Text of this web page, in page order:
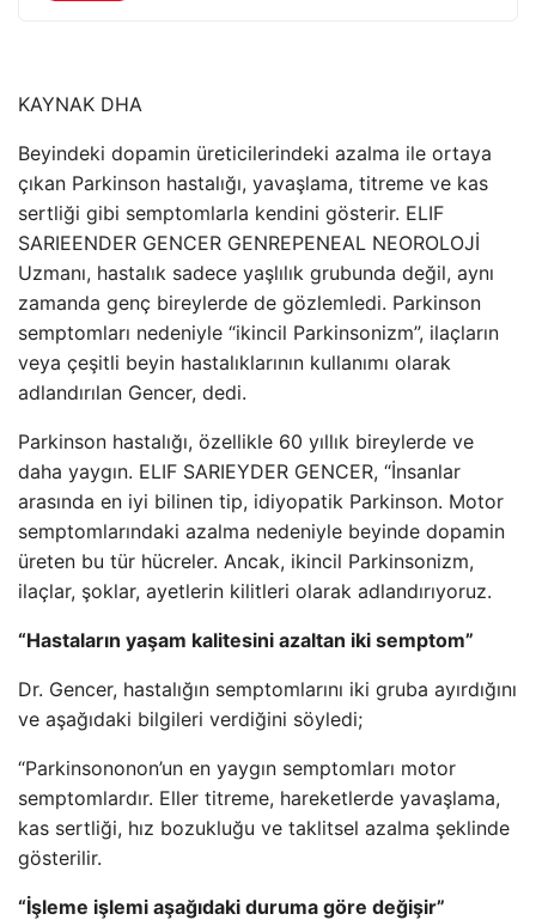
KAYNAK DHA
Beyindeki dopamin üreticilerindeki azalma ile ortaya
çıkan Parkinson hastalığı, yavaşlama, titreme ve kas
sertliği gibi semptomlarla kendini gösterir. ELIF
SARIEENDER GENCER GENREPENEAL NEOROLOJİ
Uzmanı, hastalık sadece yaşlılık grubunda değil, aynı
zamanda genç bireylerde de gözlemledi. Parkinson
semptomları nedeniyle “ikincil Parkinsonizm”, ilaçların
veya çeşitli beyin hastalıklarının kullanımı olarak
adlandırılan Gencer, dedi.
Parkinson hastalığı, özellikle 60 yıllık bireylerde ve
daha yaygın. ELIF SARIEYDER GENCER, “İnsanlar
arasında en iyi bilinen tip, idiyopatik Parkinson. Motor
semptomlarındaki azalma nedeniyle beyinde dopamin
üreten bu tür hücreler. Ancak, ikincil Parkinsonizm,
ilaçlar, şoklar, ayetlerin kilitleri olarak adlandırıyoruz.
“Hastaların yaşam kalitesini azaltan iki semptom”
Dr. Gencer, hastalığın semptomlarını iki gruba ayırdığını
ve aşağıdaki bilgileri verdiğini söyledi;
“Parkinsononon’un en yaygın semptomları motor
semptomlardır. Eller titreme, hareketlerde yavaşlama,
kas sertliği, hız bozukluğu ve taklitsel azalma şeklinde
gösterilir.
“İşleme işlemi aşağıdaki duruma göre değişir”